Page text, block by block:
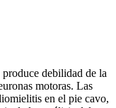
produce debilidad de la
motoras. Las
en el pie cavo,